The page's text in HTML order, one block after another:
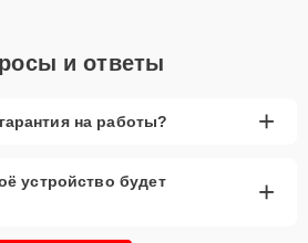
и ответы
на работы? +
устройство будет
+